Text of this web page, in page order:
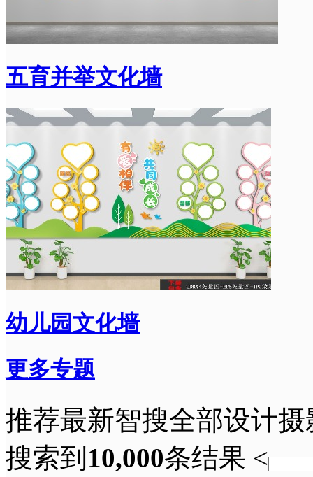
五育并举文化墙
幼儿园文化墙
更多专题
推荐最新智搜全部设计摄
搜索到 10,000条结果 <